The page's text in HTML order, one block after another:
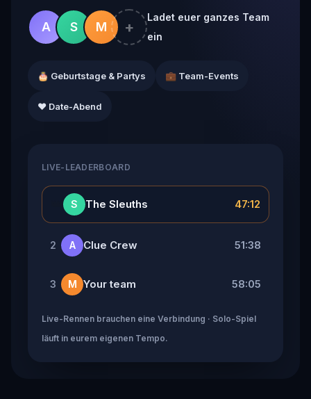
A S M +
Ladet euer ganzes Team
ein
🎂 Geburtstage & Partys 💼 Team-Events
❤️ Date-Abend
LIVE-LEADERBOARD
S The Sleuths 47:12
2 A Clue Crew 51:38
3 M Your team 58:05
Live-Rennen brauchen eine Verbindung · Solo-Spiel
läuft in eurem eigenen Tempo.